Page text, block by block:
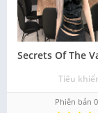
Tiêu
Phiên bản